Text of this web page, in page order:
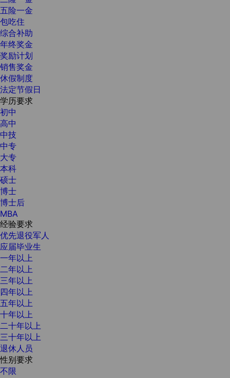
五险一金
包吃住
综合补助
年终奖金
奖励计划
销售奖金
休假制度
法定节假日
学历要求
初中
高中
中技
中专
大专
本科
硕士
博士
博士后
MBA
经验要求
优先退役军人
应届毕业生
一年以上
二年以上
三年以上
四年以上
五年以上
十年以上
二十年以上
三十年以上
退休人员
性别要求
不限